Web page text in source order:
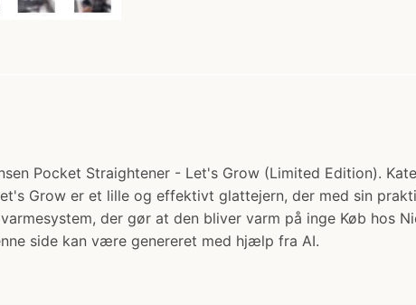
Pocket Straightener - Let's Grow (Limited Edition).
Grow er et lille og effektivt glattejern, der med sin
der gør at den bliver varm på inge Køb hos
side kan være genereret med hjælp fra AI.